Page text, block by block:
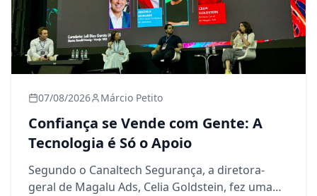
07/08/2026 Márcio Petito
Confiança se Vende com Gente: A
Tecnologia é Só o Apoio
Segundo o Canaltech Segurança, a diretora-
geral de Magalu Ads, Celia Goldstein, fez uma